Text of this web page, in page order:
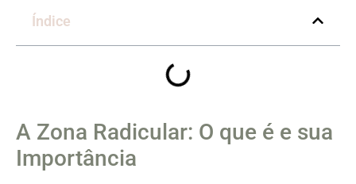
Índice
A Zona Radicular: O que é e sua
Importância